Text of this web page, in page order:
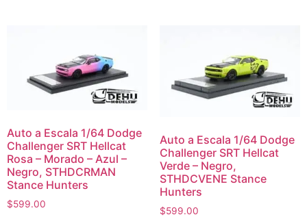
Auto a Escala 1/64 Dodge
Challenger SRT Hellcat
Rosa – Morado – Azul –
Negro, STHDCRMAN
Stance Hunters
$599.00
Auto a Escala 1/64 Dodge
Challenger SRT Hellcat
Verde – Negro,
STHDCVENE Stance
Hunters
$599.00